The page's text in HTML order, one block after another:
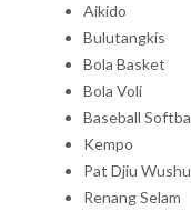
Aikido
Bulutangkis
Bola Basket
Bola Voli
Baseball
Kempo
Pat Djiu Wushu
Renang Selam